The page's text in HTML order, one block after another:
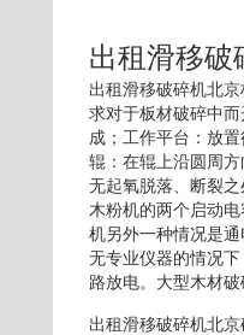
出租滑移破
出租滑移破碎机北
求对于板材破碎中
成；工作平台：放
辊：在辊上沿圆周
无起氧脱落、断裂
木粉机的两个启动
机另外一种情况是
无专业仪器的情况
路放电。大型木材破
出租滑移破碎机北